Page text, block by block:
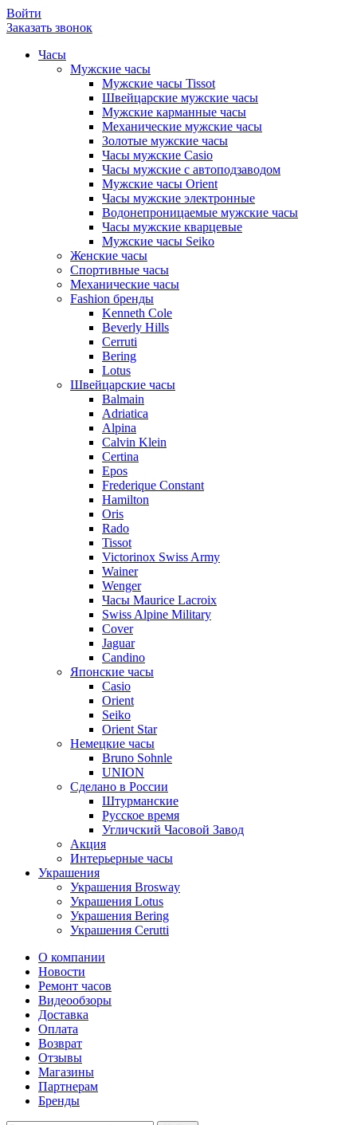
Войти
Заказать звонок
Часы
Мужские часы
Мужские часы Tissot
Швейцарские мужские часы
Мужские карманные часы
Механические мужские часы
Золотые мужские часы
Часы мужские Casio
Часы мужские с автоподзаводом
Мужские часы Orient
Часы мужские электронные
Водонепроницаемые мужские часы
Часы мужские кварцевые
Мужские часы Seiko
Женские часы
Спортивные часы
Механические часы
Fashion бренды
Kenneth Cole
Beverly Hills
Cerruti
Bering
Lotus
Швейцарские часы
Balmain
Adriatica
Alpina
Calvin Klein
Certina
Epos
Frederique Constant
Hamilton
Oris
Rado
Tissot
Victorinox Swiss Army
Wainer
Wenger
Часы Maurice Lacroix
Swiss Alpine Military
Cover
Jaguar
Candino
Японские часы
Casio
Orient
Seiko
Orient Star
Немецкие часы
Bruno Sohnle
UNION
Сделано в России
Штурманские
Русское время
Угличский Часовой Завод
Акция
Интерьерные часы
Украшения
Украшения Brosway
Украшения Lotus
Украшения Bering
Украшения Cerutti
О компании
Новости
Ремонт часов
Видеообзоры
Доставка
Оплата
Возврат
Отзывы
Магазины
Партнерам
Бренды